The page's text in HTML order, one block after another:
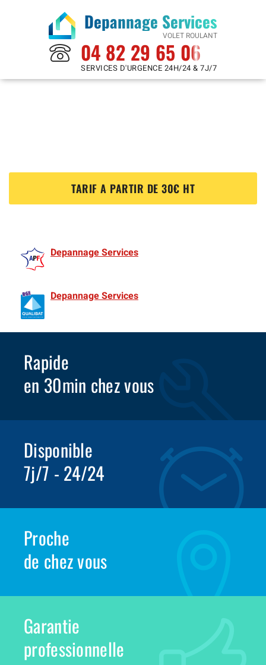
Depannage Services
VOLET ROULANT
04 82 29 65 06
SERVICES D'URGENCE 24H/24 & 7J/7
TARIF A PARTIR DE 30€ HT
Depannage Services
Depannage Services
Rapide
en 30min chez vous
Disponible
7j/7 - 24/24
Proche
de chez vous
Garantie
professionnelle